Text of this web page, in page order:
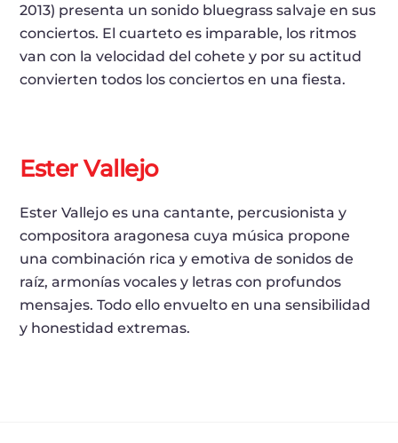
2013) presenta un sonido bluegrass salvaje en sus
conciertos. El cuarteto es impara­ble, los ritmos
van con la velocidad del cohete y por su actitud
convierten todos los conciertos en una fiesta.
Ester Vallejo
Ester Vallejo es una cantante, percusionista y
compositora aragonesa cuya música propone
una combinación rica y emotiva de sonidos de
raíz, armonías vocales y letras con profundos
mensajes. Todo ello envuelto en una sensibilidad
y honestidad extremas.